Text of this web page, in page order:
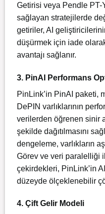
Getirisi veya Pendle
sağlayan stratejilerde
getiriler, AI
düşürmek için iade
avantajı sağlanır.
3. PinAI Performans
PinLink’in PinAI paketi,
DePIN varlıklarının
verilerden öğrenen sinir
şekilde dağıtılmasını
dengeleme, varlıkların
Görev ve veri paralelliği
çekirdekleri, PinLink’in
düzeyde ölçeklenebilir
4. Çift Gelir Modeli